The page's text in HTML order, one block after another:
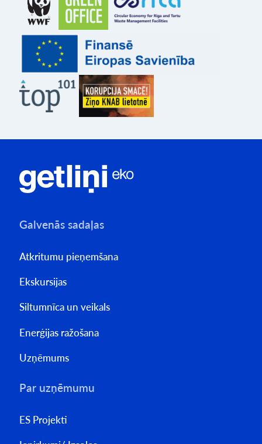
Galvenās sadaļas
Atkritumu pieņemšana
Ekskursijas
Siltumnīca un veikals
Enerģijas ražošana
Uzņēmums
Par uzņēmumu
ES Projekti